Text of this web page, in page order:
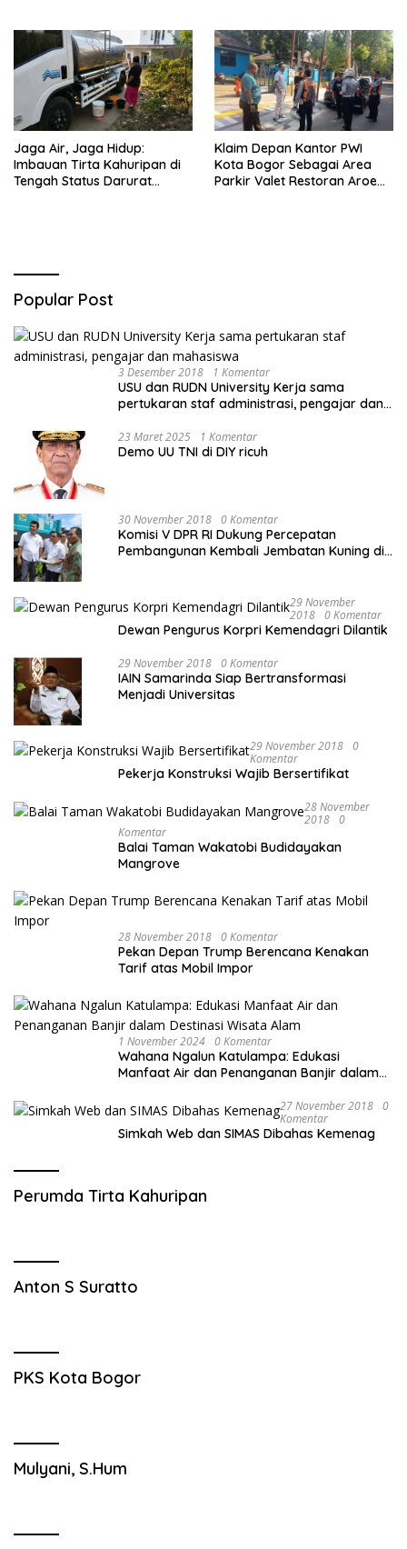
Jaga Air, Jaga Hidup:
Imbauan Tirta Kahuripan di
Tengah Status Darurat
Klaim Depan Kantor PWI
Kota Bogor Sebagai Area
Parkir Valet Restoran Aroem,
Popular Post
3 Desember 2018 1 Komentar
USU dan RUDN University Kerja sama
pertukaran staf administrasi, pengajar dan
23 Maret 2025 1 Komentar
Demo UU TNI di DIY ricuh
30 November 2018 0 Komentar
Komisi V DPR RI Dukung Percepatan
Pembangunan Kembali Jembatan Kuning di
29 November
2018 0 Komentar
Dewan Pengurus Korpri Kemendagri Dilantik
29 November 2018 0 Komentar
IAIN Samarinda Siap Bertransformasi
Menjadi Universitas
29 November 2018 0
Komentar
Pekerja Konstruksi Wajib Bersertifikat
28 November
2018 0
Komentar
Balai Taman Wakatobi Budidayakan
Mangrove
28 November 2018 0 Komentar
Pekan Depan Trump Berencana Kenakan
Tarif atas Mobil Impor
1 November 2024 0 Komentar
Wahana Ngalun Katulampa: Edukasi
Manfaat Air dan Penanganan Banjir dalam
27 November 2018 0
Komentar
Simkah Web dan SIMAS Dibahas Kemenag
Perumda Tirta Kahuripan
Anton S Suratto
PKS Kota Bogor
Mulyani, S.Hum